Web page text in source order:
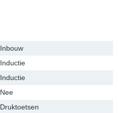
Inbouw
Inductie
Inductie
Nee
Druktoetsen